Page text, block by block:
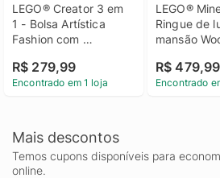
LEGO® Creator 3 em
1 - Bolsa Artística
Fashion com
Armazenamento
LEGO® Creator 3 em
Compartimento de
Armazenamento
R$ 279,99
Encontrado em 1 loja
LEGO®
Ringue de
mansão
R$ 479,99
Encontrado
Mais descontos
Temos cupons disponíveis para
online.